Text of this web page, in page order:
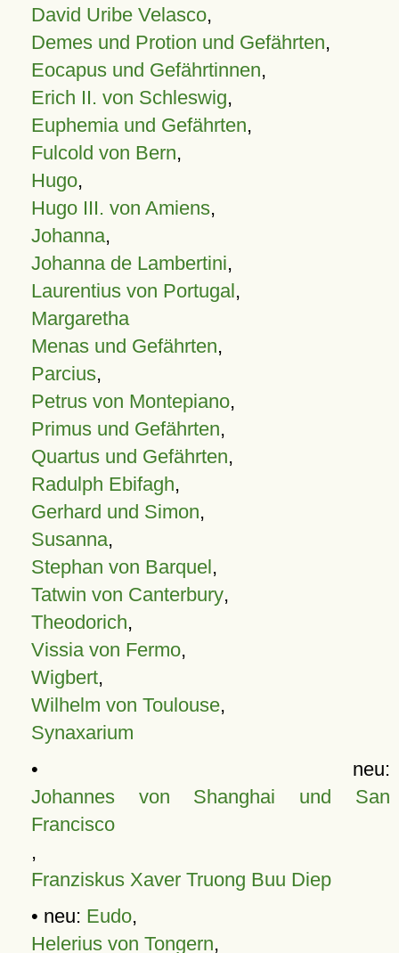
David Uribe Velasco,
Demes und Protion und Gefährten,
Eocapus und Gefährtinnen,
Erich II. von Schleswig,
Euphemia und Gefährten,
Fulcold von Bern,
Hugo,
Hugo III. von Amiens,
Johanna,
Johanna de Lambertini,
Laurentius von Portugal,
Margaretha
Menas und Gefährten,
Parcius,
Petrus von Montepiano,
Primus und Gefährten,
Quartus und Gefährten,
Radulph Ebifagh,
Gerhard und Simon,
Susanna,
Stephan von Barquel,
Tatwin von Canterbury,
Theodorich,
Vissia von Fermo,
Wigbert,
Wilhelm von Toulouse,
Synaxarium
• neu:
Johannes von Shanghai und San
Francisco
,
Franziskus Xaver Truong Buu Diep
• neu: Eudo,
Helerius von Tongern,